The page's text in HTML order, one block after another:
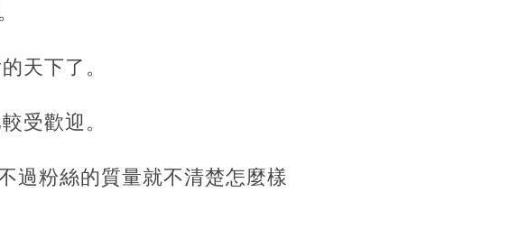
天下了。
受歡迎。
過粉絲的質量就不清楚怎麼樣